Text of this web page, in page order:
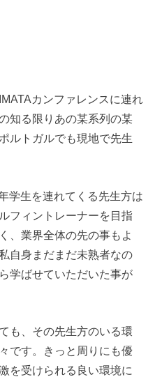
カンファレンスに連れ
知る限りあの某系列の某
ルトガルでも現地で先生
学生を連れてくる先生方は
フィントレーナーを目指
、業界全体の先の事もよ
自身まだまだ未熟者なの
学ばせていただいた事が
も、その先生方のいる環
です。きっと周りにも優
を受けられる良い環境に